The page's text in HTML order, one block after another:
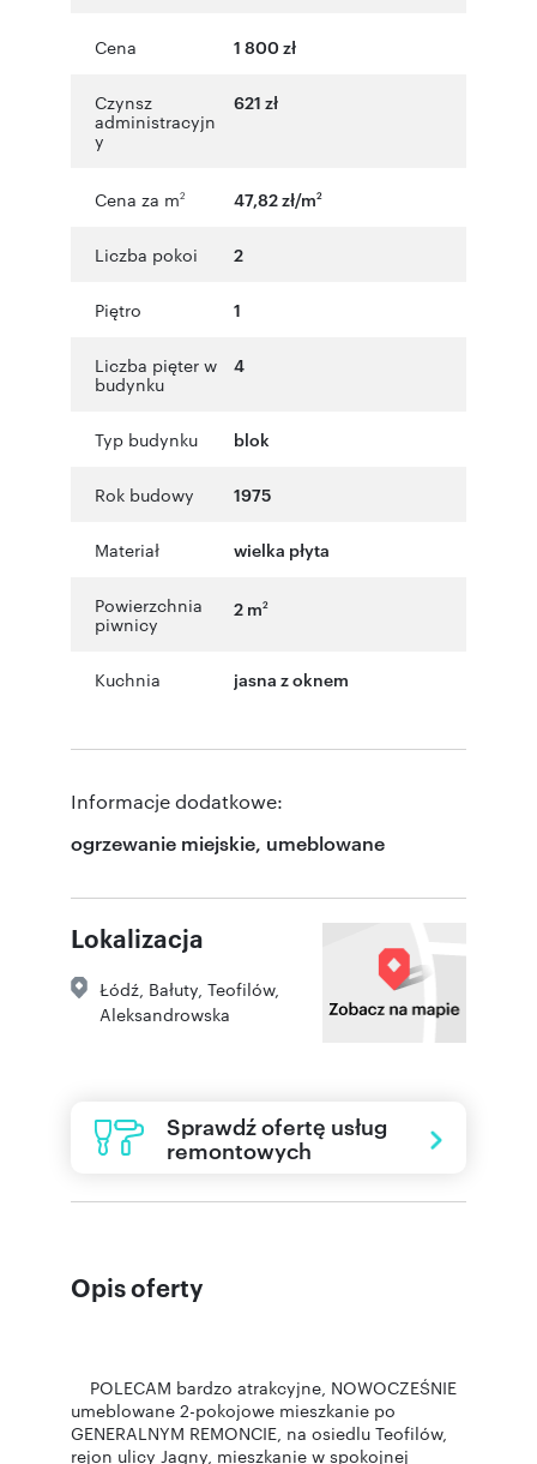
Cena 1 800 zł
Czynsz
administracyjn
y
621 zł
Cena za m2 47,82 zł/m2
Liczba pokoi 2
Piętro 1
Liczba pięter w
budynku
4
Typ budynku blok
Rok budowy 1975
Materiał wielka płyta
Powierzchnia
piwnicy
2 m2
Kuchnia jasna z oknem
Informacje dodatkowe:
ogrzewanie miejskie, umeblowane
Lokalizacja
Łódź Bałuty Teofilów,
Aleksandrowska
Sprawdź ofertę usług
remontowych
Opis oferty
POLECAM bardzo atrakcyjne, NOWOCZEŚNIE
umeblowane 2-pokojowe mieszkanie po
GENERALNYM REMONCIE, na osiedlu Teofilów,
rejon ulicy Jagny, mieszkanie w spokojnej